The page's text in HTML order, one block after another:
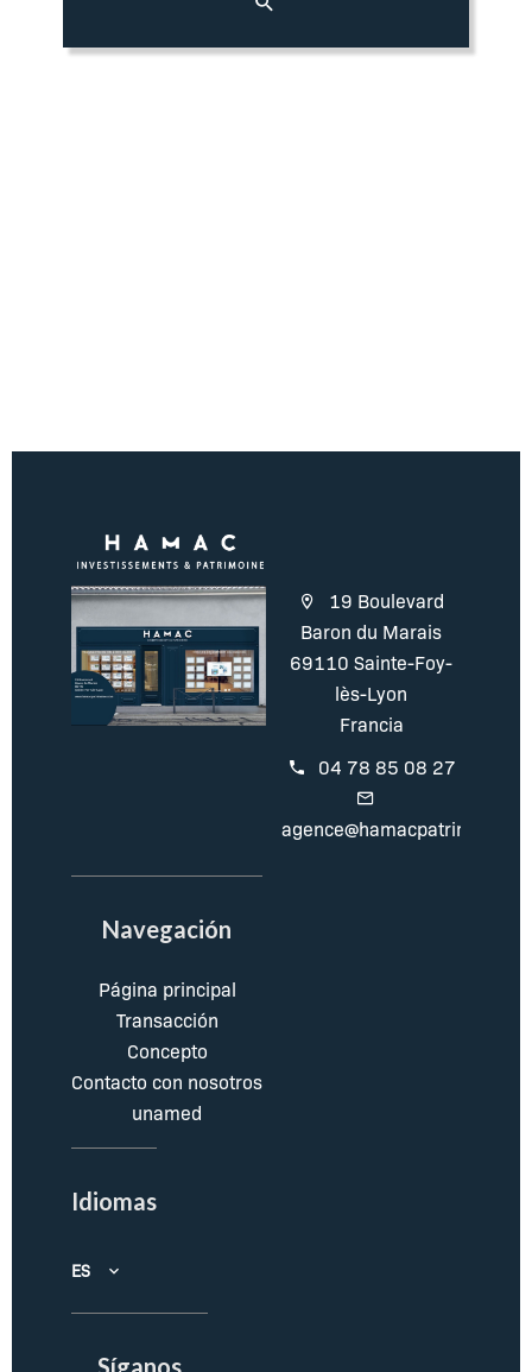
19 Boulevard
Baron du Marais
69110 Sainte-Foy-
lès-Lyon
Francia
04 78 85 08 27
Navegación
Página principal
Transacción
Concepto
Contacto con nosotros
unamed
Idiomas
ES